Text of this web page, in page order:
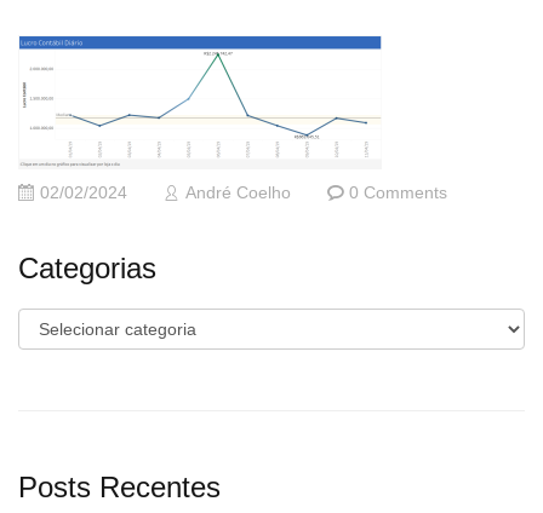
02/02/2024 André Coelho 0 Comments
Categorias
Categorias
Posts Recentes